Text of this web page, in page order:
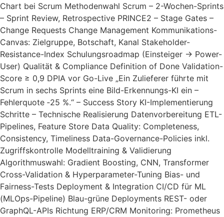
Chart bei Scrum Methodenwahl Scrum – 2-Wochen-Sprints
– Sprint Review, Retrospective PRINCE2 – Stage Gates –
Change Requests Change Management Kommunikations-
Canvas: Zielgruppe, Botschaft, Kanal Stakeholder-
Resistance-Index Schulungsroadmap (Einsteiger → Power-
User) Qualität & Compliance Definition of Done Validation-
Score ≥ 0,9 DPIA vor Go-Live „Ein Zulieferer führte mit
Scrum in sechs Sprints eine Bild-Erkennungs-KI ein –
Fehlerquote ‑25 %.“ – Success Story KI-Implementierung
Schritte – Technische Realisierung Datenvorbereitung ETL-
Pipelines, Feature Store Data Quality: Completeness,
Consistency, Timeliness Data-Governance-Policies inkl.
Zugriffskontrolle Modelltraining & Validierung
Algorithmuswahl: Gradient Boosting, CNN, Transformer
Cross-Validation & Hyperparameter-Tuning Bias- und
Fairness-Tests Deployment & Integration CI/CD für ML
(MLOps-Pipeline) Blau-grüne Deployments REST- oder
GraphQL-APIs Richtung ERP/CRM Monitoring: Prometheus